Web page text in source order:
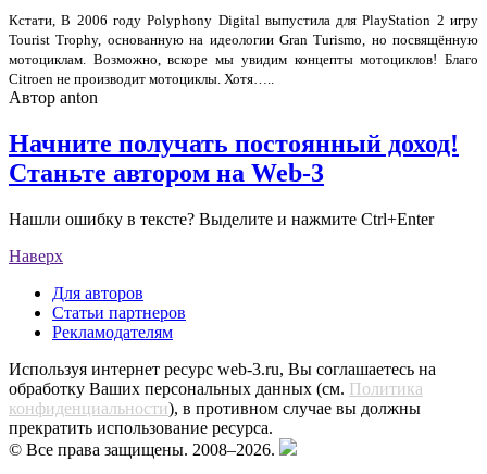
Кстати, В 2006 году Polyphony Digital выпустила для PlayStation 2 игру
Tourist Trophy, основанную на идеологии Gran Turismo, но посвящённую
мотоциклам. Возможно, вскоре мы увидим концепты мотоциклов! Благо
Citroen не производит мотоциклы. Хотя…..
Автор anton
Начните получать постоянный доход!
Станьте автором на Web-3
Нашли ошибку в тексте? Выделите и нажмите Ctrl+Enter
Наверх
Для авторов
Статьи партнеров
Рекламодателям
Используя интернет ресурс web-3.ru, Вы соглашаетесь на
обработку Ваших персональных данных (см. Политика
конфиденциальности), в противном случае вы должны
прекратить использование ресурса.
© Все права защищены. 2008–2026.